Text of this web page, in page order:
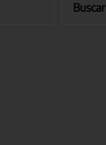
Buscar